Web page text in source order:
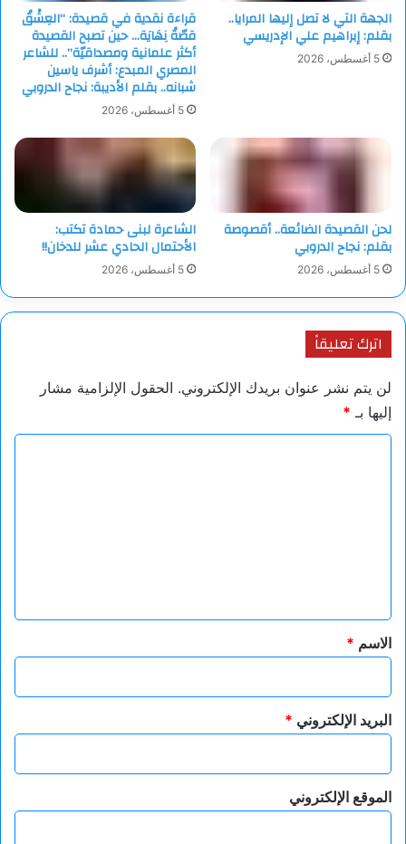
الجهة التي لا تصل إليها المرايا..
بقلم: إبراهيم علي الإدريسي
5 أغسطس، 2026
قراءة نقدية في قصيدة: “العِشْقُ
قصّةُ نِهَايَة… حين تصبح القصيدة
أكثر علمانية ومصداقيّة”.. للشاعر
المصري المبدع: أشرف ياسين
شبانه.. بقلم الأديبة: نجاح الدروبي
5 أغسطس، 2026
لحن القصيدة الضائعة.. أقصوصة
بقلم: نجاح الدروبي
5 أغسطس، 2026
الشاعرة لبنى حمادة تكتب:
الأحتمال الحادي عشر للدخان!!
5 أغسطس، 2026
اترك تعليقاً
لن يتم نشر عنوان بريدك الإلكتروني. الحقول الإلزامية مشار
إليها بـ *
*
الاسم *
البريد الإلكتروني *
الموقع الإلكتروني